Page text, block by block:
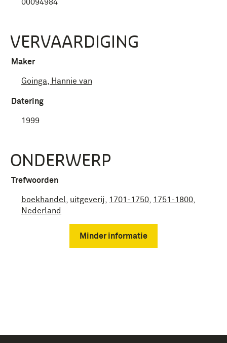
00094984
VERVAARDIGING
Maker
Goinga, Hannie van
Datering
1999
ONDERWERP
Trefwoorden
boekhandel uitgeverij 1701-1750 1751-1800
Nederland
Minder informatie